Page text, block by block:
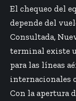
El chequeo del
depende del
Consultada,
terminal existe
para las líneas
internacionales
Con la apertura